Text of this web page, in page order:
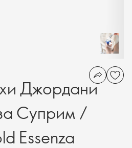
Джордани
Суприм /
Essenza